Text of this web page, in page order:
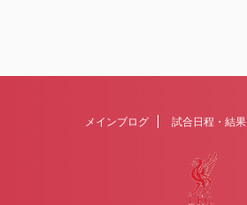
メインブログ 試合日程・結果